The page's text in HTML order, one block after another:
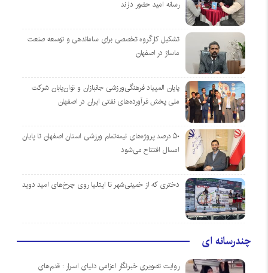
رسانه امید حضور دارند
تشکیل کارگروه تخصصی برای ساماندهی و توسعه صنعت
ماساژ در اصفهان
پایان المپیاد فرهنگی‌ورزشی جانبازان و توان‌یابان شرکت
ملی پخش فرآورده‌های نفتی ایران در اصفهان
۵۰ درصد پروژه‌های نیمه‌تمام ورزشی استان اصفهان تا پایان
امسال افتتاح می‌شود
دختری که از خمینی‌شهر تا ایتالیا روی چرخ‌های امید دوید
چندرسانه ای
روایت تصویری خبرنگار اعزامی دنیای اسرار : قدم‌های